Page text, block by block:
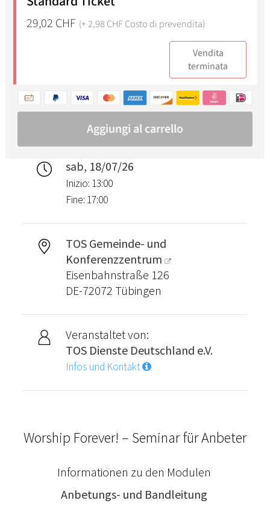
sab, 18/07/26
Inizio: 13:00
Fine: 17:00
TOS Gemeinde- und
Konferenzzentrum
Eisenbahnstraße 126
DE-72072 Tübingen
Veranstaltet von:
TOS Dienste Deutschland e.V.
Infos und Kontakt
Worship Forever! – Seminar für Anbeter
Informationen zu den Modulen
Anbetungs- und Bandleitung